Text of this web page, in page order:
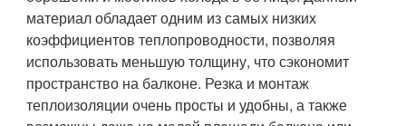
материал обладает одним из самых низких
коэффициентов теплопроводности, позволяя
использовать меньшую толщину, что сэкономит
пространство на балконе. Резка и монтаж
теплоизоляции очень просты и удобны, а также